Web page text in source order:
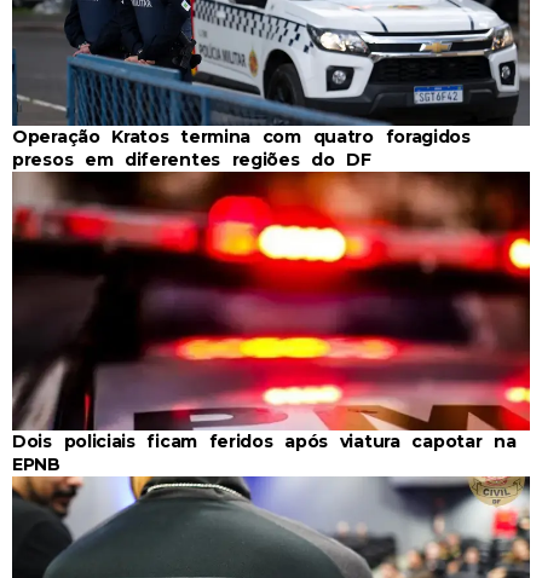
Operação Kratos termina com quatro foragidos
presos em diferentes regiões do DF
Dois policiais ficam feridos após viatura capotar na
EPNB